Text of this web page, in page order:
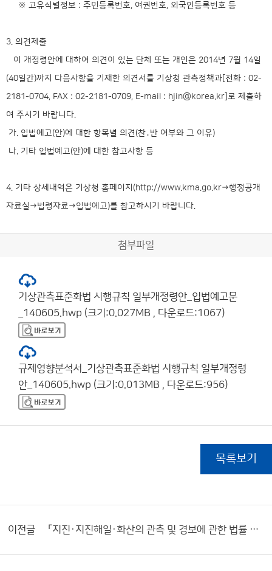
※ 고유식별정보 : 주민등록번호, 여권번호, 외국인등록번호 등
3. 의견제출
이 개정령안에 대하여 의견이 있는 단체 또는 개인은 2014년 7월 14일
(40일간)까지 다음사항을 기재한 의견서를 기상청 관측정책과[전화 : 02-
2181-0704, FAX : 02-2181-0709, E-mail : hjin@korea.kr ]로 제출하
여 주시기 바랍니다.
가. 입법예고(안)에 대한 항목별 의견(찬․반 여부와 그 이유)
나. 기타 입법예고(안)에 대한 참고사항 등
4. 기타 상세내역은 기상청 홈페이지(http://www.kma.go.kr→행정공개
자료실→법령자료→입법예고)를 참고하시기 바랍니다.
첨부파일
기상관측표준화법 시행규칙 일부개정령안_입법예고문
_140605.hwp (크기:0.027MB , 다운로드:1067)
규제영향분석서_기상관측표준화법 시행규칙 일부개정령
안_140605.hwp (크기:0.013MB , 다운로드:956)
목록보기
이전글 「지진·지진해일·화산의 관측 및 경보에 관한 법률 시행령」 제정령안 입법예고